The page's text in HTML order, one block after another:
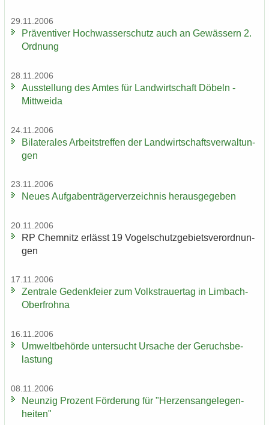
29.11.2006
Prä­ven­ti­ver Hoch­was­ser­schutz auch an Ge­wäs­sern 2.
Ord­nung
28.11.2006
Aus­stel­lung des Amtes für Land­wirt­schaft Dö­beln -
Mitt­wei­da
24.11.2006
Bi­la­te­ra­les Ar­beits­tref­fen der Land­wirt­schafts­ver­wal­tun­
gen
23.11.2006
Neues Auf­ga­ben­trä­ger­ver­zeich­nis her­aus­ge­ge­ben
20.11.2006
RP Chem­nitz er­lässt 19 Vo­gel­schutz­ge­biets­ver­ord­nun­
gen
17.11.2006
Zen­tra­le Ge­denk­fei­er zum Volks­trau­er­tag in Limbach-​
Oberfrohna
16.11.2006
Um­welt­be­hör­de un­ter­sucht Ur­sa­che der Ge­ruchs­be­
las­tung
08.11.2006
Neun­zig Pro­zent För­de­rung für "Her­zens­an­ge­le­gen­
hei­ten"